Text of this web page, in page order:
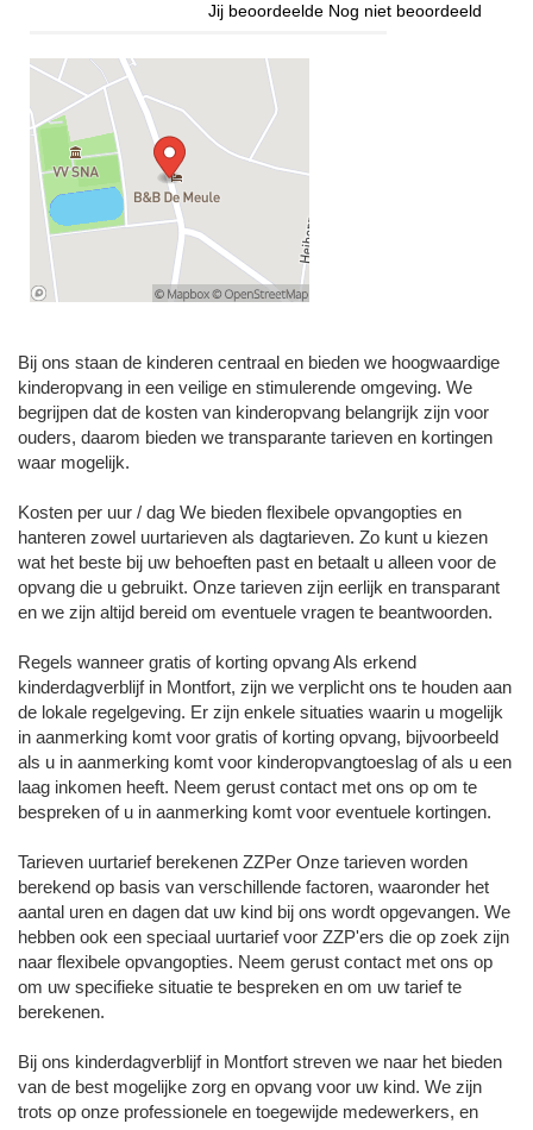
Jij beoordeelde Nog niet beoordeeld
Bij ons staan de kinderen centraal en bieden we hoogwaardige
kinderopvang in een veilige en stimulerende omgeving. We
begrijpen dat de kosten van kinderopvang belangrijk zijn voor
ouders, daarom bieden we transparante tarieven en kortingen
waar mogelijk.
Kosten per uur / dag We bieden flexibele opvangopties en
hanteren zowel uurtarieven als dagtarieven. Zo kunt u kiezen
wat het beste bij uw behoeften past en betaalt u alleen voor de
opvang die u gebruikt. Onze tarieven zijn eerlijk en transparant
en we zijn altijd bereid om eventuele vragen te beantwoorden.
Regels wanneer gratis of korting opvang Als erkend
kinderdagverblijf in Montfort, zijn we verplicht ons te houden aan
de lokale regelgeving. Er zijn enkele situaties waarin u mogelijk
in aanmerking komt voor gratis of korting opvang, bijvoorbeeld
als u in aanmerking komt voor kinderopvangtoeslag of als u een
laag inkomen heeft. Neem gerust contact met ons op om te
bespreken of u in aanmerking komt voor eventuele kortingen.
Tarieven uurtarief berekenen ZZPer Onze tarieven worden
berekend op basis van verschillende factoren, waaronder het
aantal uren en dagen dat uw kind bij ons wordt opgevangen. We
hebben ook een speciaal uurtarief voor ZZP'ers die op zoek zijn
naar flexibele opvangopties. Neem gerust contact met ons op
om uw specifieke situatie te bespreken en om uw tarief te
berekenen.
Bij ons kinderdagverblijf in Montfort streven we naar het bieden
van de best mogelijke zorg en opvang voor uw kind. We zijn
trots op onze professionele en toegewijde medewerkers, en